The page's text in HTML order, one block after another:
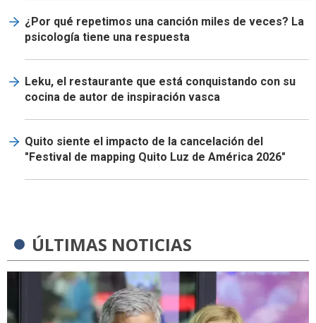
¿Por qué repetimos una canción miles de veces? La
psicología tiene una respuesta
Leku, el restaurante que está conquistando con su
cocina de autor de inspiración vasca
Quito siente el impacto de la cancelación del
"Festival de mapping Quito Luz de América 2026"
ÚLTIMAS NOTICIAS